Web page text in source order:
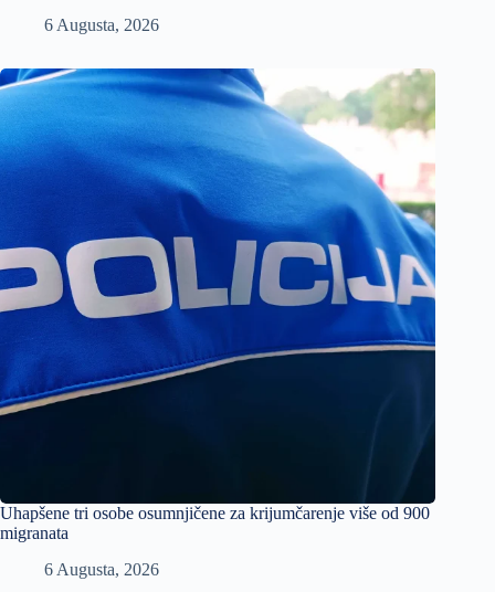
6 Augusta, 2026
Uhapšene tri osobe osumnjičene za krijumčarenje više od 900
migranata
6 Augusta, 2026